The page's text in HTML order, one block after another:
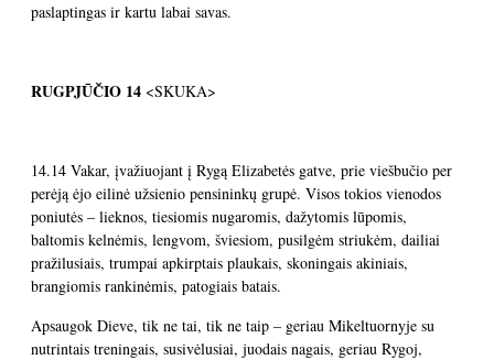
paslaptingas ir kartu labai savas.
RUGPJŪČIO 14 <SKUKA>
14.14 Vakar, įvažiuojant į Rygą Elizabetės gatve, prie viešbučio per
perėją ėjo eilinė užsienio pensininkų grupė. Visos tokios vienodos
poniutės – lieknos, tiesiomis nugaromis, dažytomis lūpomis,
baltomis kelnėmis, lengvom, šviesiom, pusilgėm striukėm, dailiai
pražilusiais, trumpai apkirptais plaukais, skoningais akiniais,
brangiomis rankinėmis, patogiais batais.
Apsaugok Dieve, tik ne tai, tik ne taip – geriau Mikeltuornyje su
nutrintais treningais, susivėlusiai, juodais nagais, geriau Rygoj,